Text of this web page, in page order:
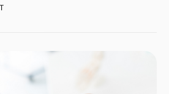
드 연방법원의 이본 곤잘레스 로저스 판사는
발자들에게 외부 결제를 차단하는 행위를
판결은 인기 게임 포트나이트 제조사인
법 위반 혐의로 제소한 데 따른 결과입니다.
시스템에 반발해 자체 결제 시스템을